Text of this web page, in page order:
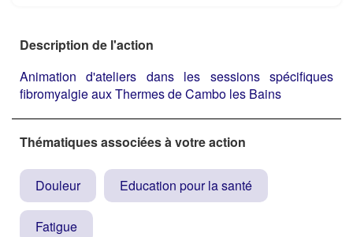
Description de l'action
Animation d'ateliers dans les sessions spécifiques
fibromyalgie aux Thermes de Cambo les Bains
Thématiques associées à votre action
Douleur Education pour la santé
Fatigue